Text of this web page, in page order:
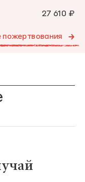
27 610 ₽
пожертвования